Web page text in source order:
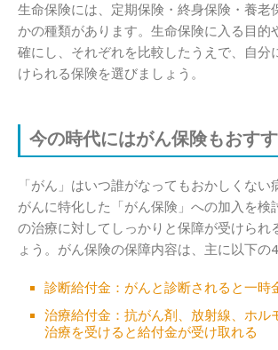
生命保険には、定期保険・終身保険・養老
かの種類があります。生命保険に入る目的
確にし、それぞれを比較したうえで、自分
けられる保険を選びましょう。
今の時代にはがん保険もおす
「がん」はいつ誰がなってもおかしくない
がんに特化した「がん保険」への加入を検
の治療に対してしっかりと保障が受けられ
ょう。がん保険の保障内容は、主に以下の4
診断給付金：がんと診断されると一時
治療給付金：抗がん剤、放射線、ホル
治療を受けると給付金が受け取れる